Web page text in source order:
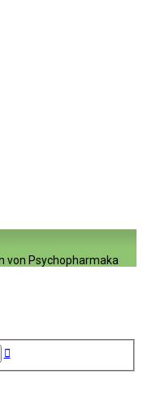
von Psychopharmaka
Erweiterte